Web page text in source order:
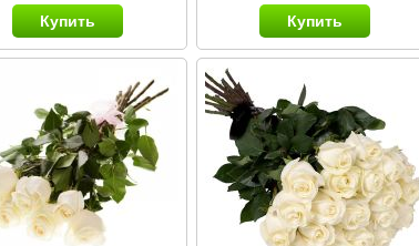
Купить
Купить